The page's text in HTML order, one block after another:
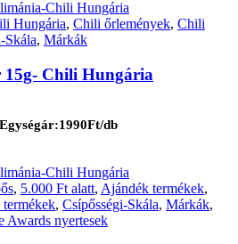
Hungária, Chili őrlemények, Chili
Skála, Márkák
15g- Chili Hungária
Egységár:1990Ft/db
, 5.000 Ft alatt, Ajándék termékek,
, Csípősségi-Skála, Márkák,
Awards nyertesek